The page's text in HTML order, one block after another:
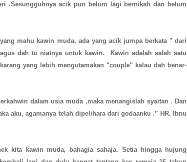
.Sesungguhnya acik pun belum lagi bernikah dan belum
mahu kawin muda, ada yang acik jumpa berkata " dari
dah tu niatnya untuk kawin. Kawin adalah salah satu
yang lebih mengutamakan "couple" kalau dah benar-
dalam usia muda ,maka menangislah syaitan . Dan
aku, agamanya telah dipelihara dari godaanku .” HR. Ibnu
kita kawin muda, bahagia sahaja. Setia hingga hujung